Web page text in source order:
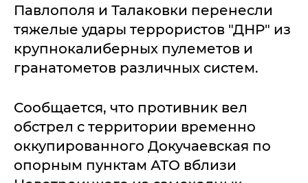
Павлополя и Талаковки перенесли
тяжелые удары террористов "ДНР" из
крупнокалиберных пулеметов и
гранатометов различных систем.
Сообщается, что противник вел
обстрел с территории временно
оккупированного Докучаевская по
опорным пунктам АТО вблизи